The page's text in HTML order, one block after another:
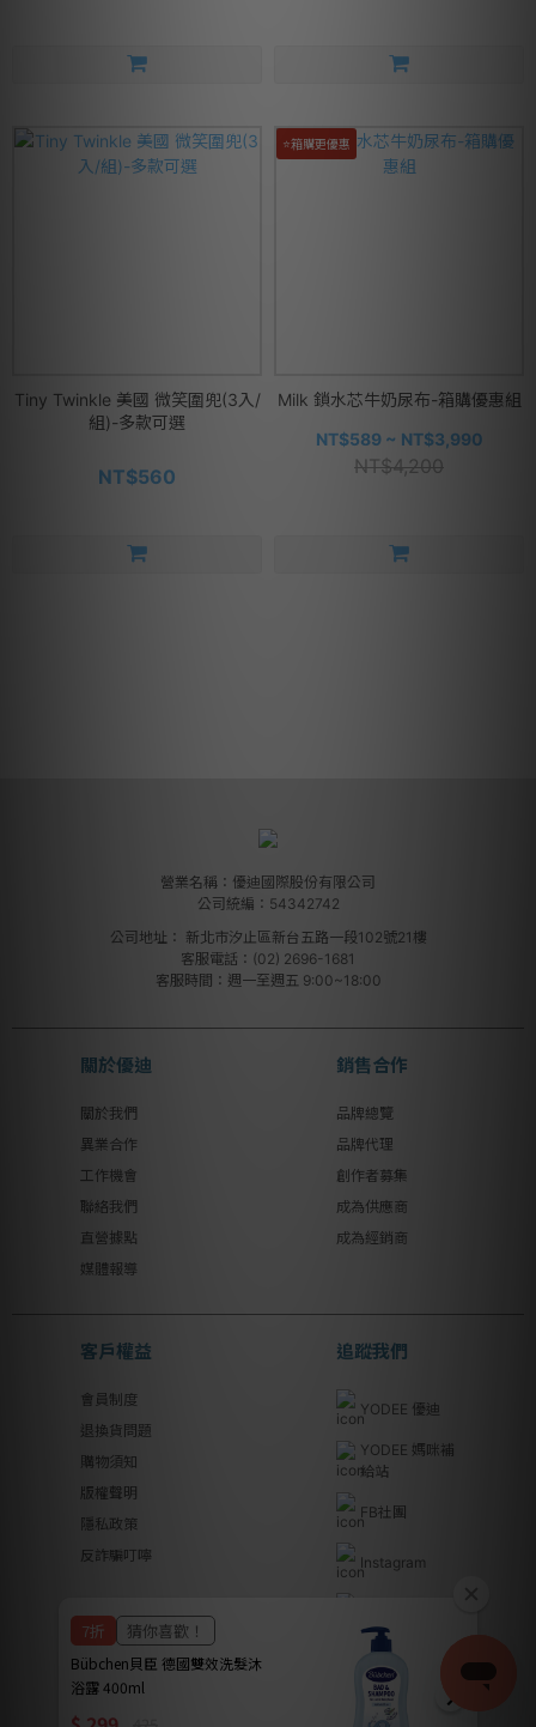
Tiny Twinkle 美國 微笑圍兜(3入/
組)-多款可選
NT$560
⭐箱購更優惠
Milk 鎖水芯牛奶尿布-箱購優惠組
NT$589 ~ NT$3,990
NT$4,200
營業名稱：優迪國際股份有限公司
公司統編：54342742
公司地址： 新北市汐止區新台五路一段102號21樓
客服電話：(02) 2696-1681
客服時間：週一至週五 9:00~18:00
關於優迪
關於我們
異業合作
工作機會
聯絡我們
直營據點
媒體報導
銷售合作
品牌總覽
品牌代理
創作者募集
成為供應商
成為經銷商
客戶權益
會員制度
退換貨問題
購物須知
版權聲明
隱私政策
反詐騙叮嚀
追蹤我們
YODEE 優迪
YODEE 媽咪補
給站
FB社團
Instagram
Line@